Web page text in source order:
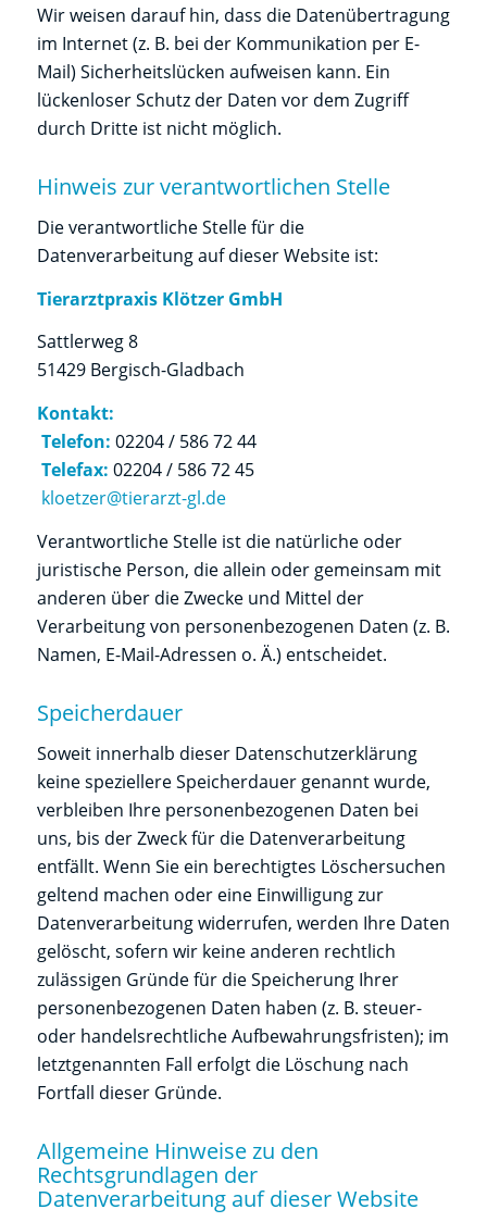
Wir weisen darauf hin, dass die Datenübertragung
im Internet (z. B. bei der Kommunikation per E-
Mail) Sicherheitslücken aufweisen kann. Ein
lückenloser Schutz der Daten vor dem Zugriff
durch Dritte ist nicht möglich.
Hinweis zur verantwortlichen Stelle
Die verantwortliche Stelle für die
Datenverarbeitung auf dieser Website ist:
Tierarztpraxis Klötzer GmbH
Sattlerweg 8
51429 Bergisch-Gladbach
Kontakt:
Telefon: 02204 / 586 72 44
Telefax: 02204 / 586 72 45
kloetzer@tierarzt-gl.de
Verantwortliche Stelle ist die natürliche oder
juristische Person, die allein oder gemeinsam mit
anderen über die Zwecke und Mittel der
Verarbeitung von personenbezogenen Daten (z. B.
Namen, E-Mail-Adressen o. Ä.) entscheidet.
Speicherdauer
Soweit innerhalb dieser Datenschutzerklärung
keine speziellere Speicherdauer genannt wurde,
verbleiben Ihre personenbezogenen Daten bei
uns, bis der Zweck für die Datenverarbeitung
entfällt. Wenn Sie ein berechtigtes Löschersuchen
geltend machen oder eine Einwilligung zur
Datenverarbeitung widerrufen, werden Ihre Daten
gelöscht, sofern wir keine anderen rechtlich
zulässigen Gründe für die Speicherung Ihrer
personenbezogenen Daten haben (z. B. steuer-
oder handelsrechtliche Aufbewahrungsfristen); im
letztgenannten Fall erfolgt die Löschung nach
Fortfall dieser Gründe.
Allgemeine Hinweise zu den
Rechtsgrundlagen der
Datenverarbeitung auf dieser Website